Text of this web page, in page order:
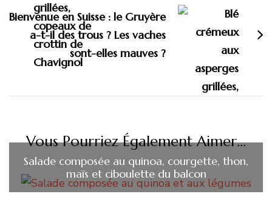
Bienvenue en Suisse : le Gruyère
a-t-il des trous ? Les vaches
sont-elles mauves ?
Vous Pourriez Également Aimer...
Salade composée au quinoa, courgette, thon,
maïs et ciboulette du balcon